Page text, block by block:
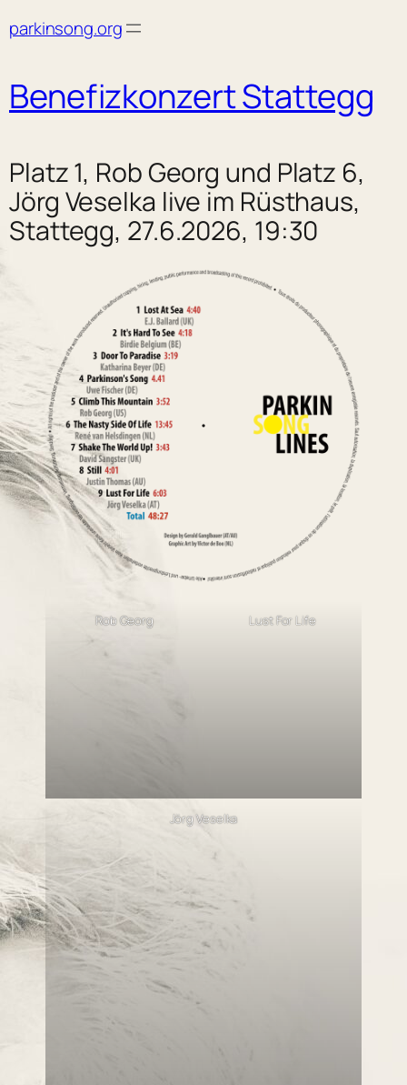
toparkinsong.org
Benefizkonzert Stattegg
Platz 1, Rob Georg und Platz 6,
Jörg Veselka live im Rüsthaus,
Stattegg, 27.6.2026, 19:30
Rob Georg Lust For Life
Jörg Veselka